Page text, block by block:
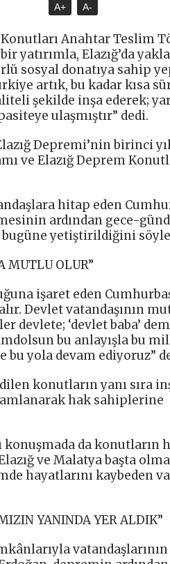
A+ A-
Anahtar Teslim
yatırımla, Elazığ’da
sosyal donatıya sahip
artık, bu kadar kısa
şekilde inşa ederek;
ulaşmıştır” dedi.
Depremi’nin birinci
ve Elazığ Deprem
hitap eden
ardından gece-
bugüne yetiştirildiğini
MUTLU OLUR”
işaret eden
Devlet vatandaşının
devlete; ‘devlet baba’
bu anlayışla bu
yola devam ediyoruz”
konutların yanı sıra
hak sahiplerine
konuşmada da konutların
ve Malatya başta
hayatlarını kaybeden
YANINDA YER ALDIK”
vatandaşlarının